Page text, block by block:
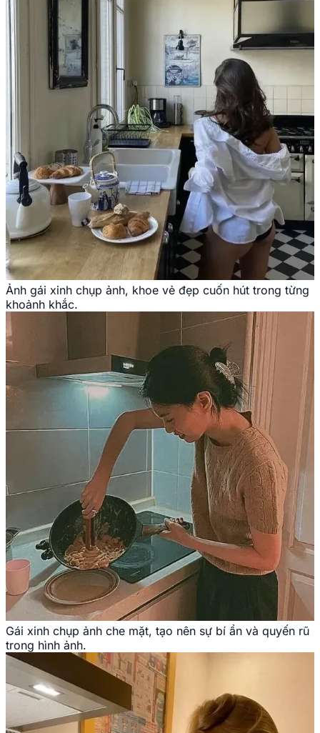
Ảnh gái xinh chụp ảnh, khoe vẻ đẹp cuốn hút trong từng
khoảnh khắc.
Gái xinh chụp ảnh che mặt, tạo nên sự bí ẩn và quyến rũ
trong hình ảnh.